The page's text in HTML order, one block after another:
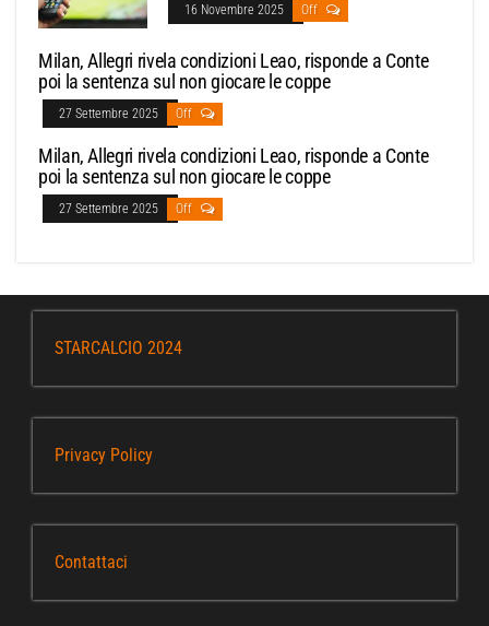
16 Novembre 2025 Off
Milan, Allegri rivela condizioni Leao, risponde a Conte
poi la sentenza sul non giocare le coppe
27 Settembre 2025 Off
Milan, Allegri rivela condizioni Leao, risponde a Conte
poi la sentenza sul non giocare le coppe
27 Settembre 2025 Off
STARCALCIO 2024
Privacy Policy
Contattaci